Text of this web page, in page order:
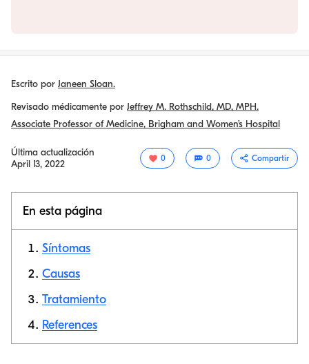
Escrito por Janeen Sloan.
Revisado médicamente por Jeffrey M. Rothschild, MD, MPH.
Associate Professor of Medicine, Brigham and Women’s Hospital
Última actualización
April 13, 2022
0 0 Compartir
En esta página
Síntomas
Causas
Tratamiento
References